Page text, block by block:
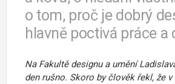
o tom, proč je dobrý
hlavně poctivá práce a
Na Fakultě designu a umění
den rušno. Skoro by člověk řekl, že